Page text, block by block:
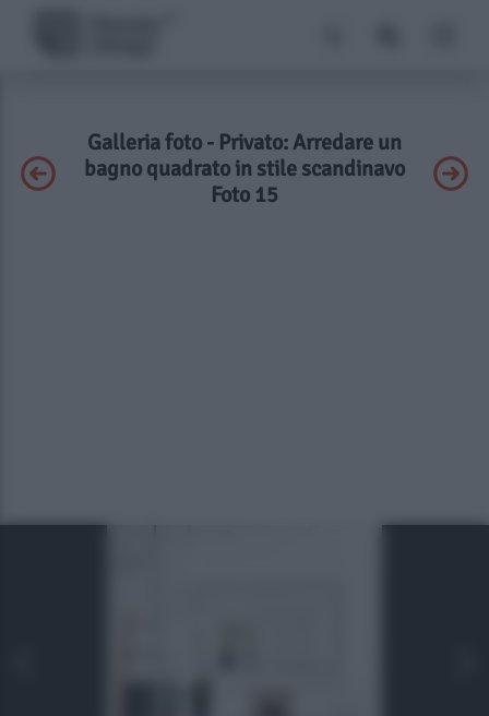
Galleria foto - Privato: Arredare un
bagno quadrato in stile scandinavo
Foto 15